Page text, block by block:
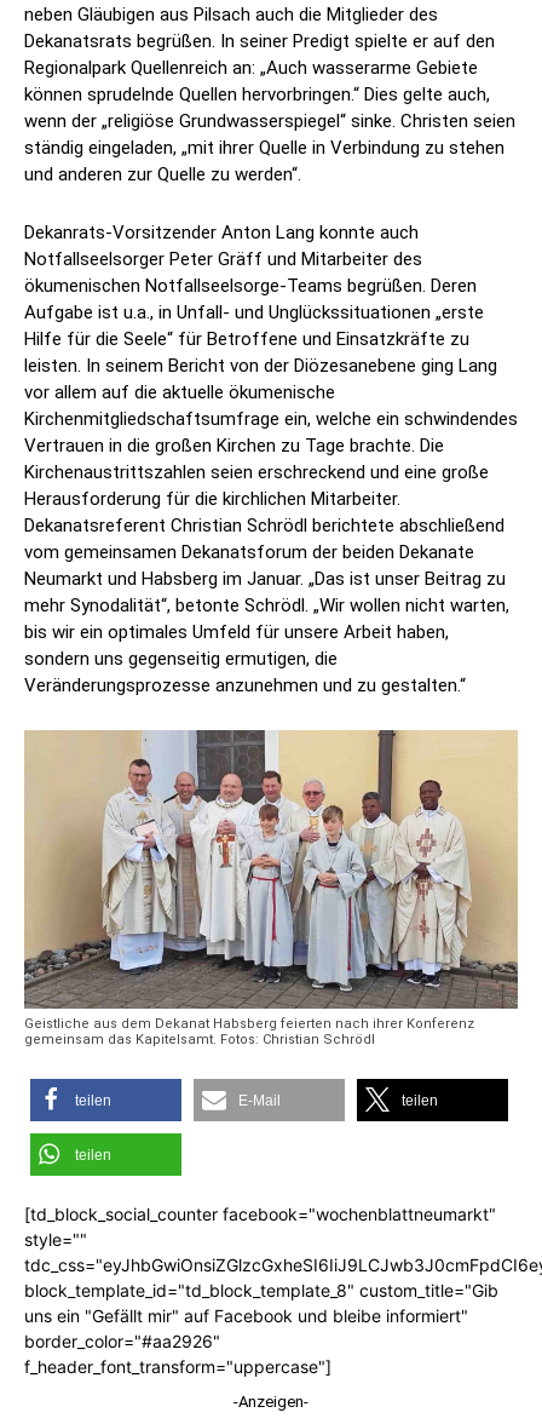
neben Gläubigen aus Pilsach auch die Mitglieder des
Dekanatsrats begrüßen. In seiner Predigt spielte er auf den
Regionalpark Quellenreich an: „Auch wasserarme Gebiete
können sprudelnde Quellen hervorbringen.“ Dies gelte auch,
wenn der „religiöse Grundwasserspiegel“ sinke. Christen seien
ständig eingeladen, „mit ihrer Quelle in Verbindung zu stehen
und anderen zur Quelle zu werden“.
Dekanrats-Vorsitzender Anton Lang konnte auch
Notfallseelsorger Peter Gräff und Mitarbeiter des
ökumenischen Notfallseelsorge-Teams begrüßen. Deren
Aufgabe ist u.a., in Unfall- und Unglückssituationen „erste
Hilfe für die Seele“ für Betroffene und Einsatzkräfte zu
leisten. In seinem Bericht von der Diözesanebene ging Lang
vor allem auf die aktuelle ökumenische
Kirchenmitgliedschaftsumfrage ein, welche ein schwindendes
Vertrauen in die großen Kirchen zu Tage brachte. Die
Kirchenaustrittszahlen seien erschreckend und eine große
Herausforderung für die kirchlichen Mitarbeiter.
Dekanatsreferent Christian Schrödl berichtete abschließend
vom gemeinsamen Dekanatsforum der beiden Dekanate
Neumarkt und Habsberg im Januar. „Das ist unser Beitrag zu
mehr Synodalität“, betonte Schrödl. „Wir wollen nicht warten,
bis wir ein optimales Umfeld für unsere Arbeit haben,
sondern uns gegenseitig ermutigen, die
Veränderungsprozesse anzunehmen und zu gestalten.“
Geistliche aus dem Dekanat Habsberg feierten nach ihrer Konferenz
gemeinsam das Kapitelsamt. Fotos: Christian Schrödl
teilen E-Mail teilen
teilen
[td_block_social_counter facebook="wochenblattneumarkt"
style=""
block_template_id="td_block_template_8" custom_title="Gib
uns ein "Gefällt mir" auf Facebook und bleibe informiert"
border_color="#aa2926"
f_header_font_transform="uppercase"]
-Anzeigen-